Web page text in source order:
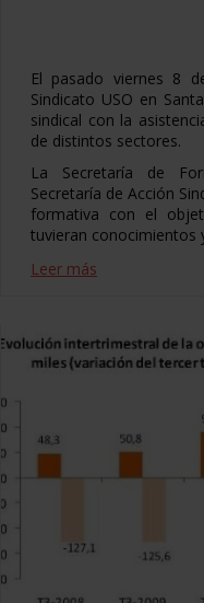
El pasado viernes 8
Sindicato USO en
sindical con la
de distintos sectores.
La Secretaría de
Secretaría de Acción
formativa con el
tuvieran conocimientos
Leer más